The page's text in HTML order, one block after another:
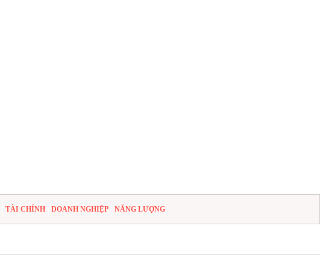
TÀI CHÍNH DOANH NGHIỆP NĂNG LƯỢNG